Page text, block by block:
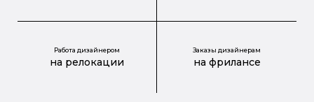
Работа дизайнером
на релокации
Заказы дизайнерам
на фрилансе